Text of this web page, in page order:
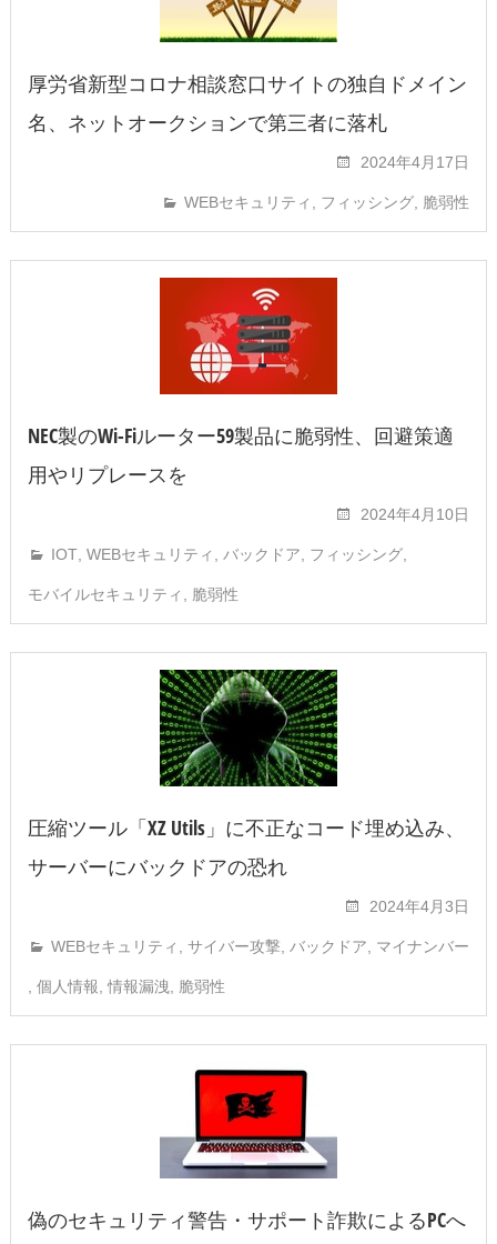
厚労省新型コロナ相談窓口サイトの独自ドメイン
名、ネットオークションで第三者に落札
2024年4月17日
WEBセキュリティ フィッシング 脆弱性
NEC製のWi-Fiルーター59製品に脆弱性、回避策適
用やリプレースを
2024年4月10日
IOT, WEBセキュリティ バックドア フィッシング,
モバイルセキュリティ 脆弱性
圧縮ツール「XZ Utils」に不正なコード埋め込み、
サーバーにバックドアの恐れ
2024年4月3日
WEBセキュリティ サイバー攻撃 バックドア マイナンバー
個人情報 ,情報漏洩 脆弱性
偽のセキュリティ警告・サポート詐欺によるPCへ